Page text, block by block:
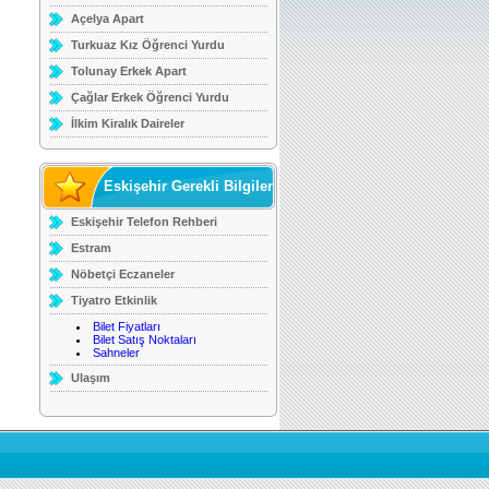
Açelya Apart
Turkuaz Kız Öğrenci Yurdu
Tolunay Erkek Apart
Çağlar Erkek Öğrenci Yurdu
İlkim Kiralık Daireler
Eskişehir Gerekli Bilgiler
Eskişehir Telefon Rehberi
Estram
Nöbetçi Eczaneler
Tiyatro Etkinlik
Bilet Fiyatları
Bilet Satış Noktaları
Sahneler
Ulaşım